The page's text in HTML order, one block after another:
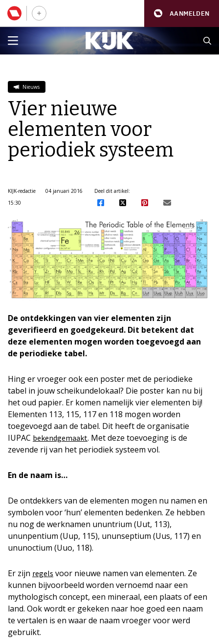
AANMELDEN
Nieuws
Vier nieuwe
elementen voor
periodiek systeem
KIJK-redactie
04 januari 2016
15:30
Deel dit artikel:
De ontdekkingen van vier elementen zijn
geverifieerd en goedgekeurd. Dit betekent dat
deze elementen mogen worden toegevoegd aan
de periodieke tabel.
Hing er vroeger ook een poster met de periodieke
tabel in jouw scheikundelokaal? Die poster kan nu bij
het oud papier. Er komen namelijk vier elementen bij!
Elementen 113, 115, 117 en 118 mogen worden
toegevoegd aan de tabel. Dit heeft de organisatie
IUPAC bekendgemaakt. Met deze toevoeging is de
zevende rij van het periodiek systeem vol.
En de naam is…
De ontdekkers van de elementen mogen nu namen en
symbolen voor ‘hun’ elementen bedenken. Ze hebben
nu nog de werknamen ununtrium (Uut, 113),
ununpentium (Uup, 115), ununseptium (Uus, 117) en
ununoctium (Uuo, 118).
Er zijn regels voor nieuwe namen van elementen. Ze
kunnen bijvoorbeeld worden vernoemd naar een
mythologisch concept, een mineraal, een plaats of een
land. Ook wordt er gekeken naar hoe goed een naam
te vertalen is en waar de naam vroeger voor werd
gebruikt.